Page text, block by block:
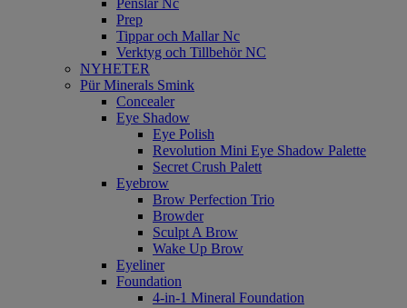
Penslar Nc
Prep
Tippar och Mallar Nc
Verktyg och Tillbehör NC
NYHETER
Pür Minerals Smink
Concealer
Eye Shadow
Eye Polish
Revolution Mini Eye Shadow Palette
Secret Crush Palett
Eyebrow
Brow Perfection Trio
Browder
Sculpt A Brow
Wake Up Brow
Eyeliner
Foundation
4-in-1 Mineral Foundation